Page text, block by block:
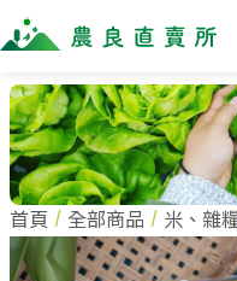
全部商品
全部商品
當季優質水果專區
鳳梨專區
最新消息
商家一覽
首頁 全部商品 米、雜